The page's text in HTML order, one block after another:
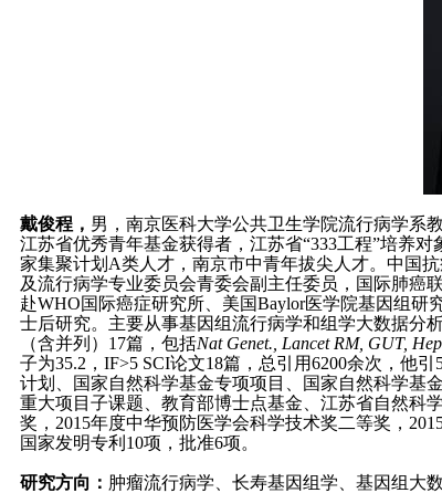
戴俊程， 男，南京医科大学公共卫生学院流行病学系
江苏省优秀青年基金获得者，江苏省“333工程”培养对
家集聚计划 A类人才，南京市中青年拔尖人才。中国
及流行病学专业委员会青委会副主任委员，国际肺癌
赴WHO国际癌症研究所、美国Baylor医学院基因组研
士后研究。主要从事基因组流行病学和组学大数据分
（含并列） 17篇，包括Nat Genet., Lancet RM, GUT,
子为35.2 ， IF>5 SCI论文18篇，总引用6200余次，他引
计划、国家自然科学基金专项项目、国家自然科学基
重大项目子课题、教育部博士点基金、江苏省自然科
奖， 2015年度中华预防医学会科学技术奖二等奖，
国家发明专利 10项，批准6项。
研究方向： 肿瘤流行病学、长寿基因组学、基因组大